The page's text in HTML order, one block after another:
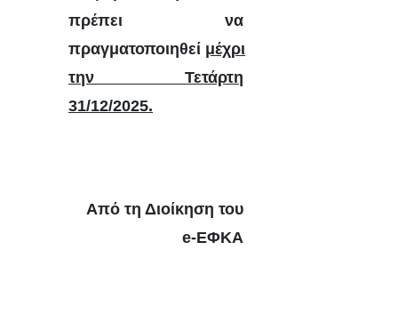
πρέπει να
πραγματοποιηθεί μέχρι
την Τετάρτη
31/12/2025.
Από τη Διοίκηση του
e-ΕΦΚΑ